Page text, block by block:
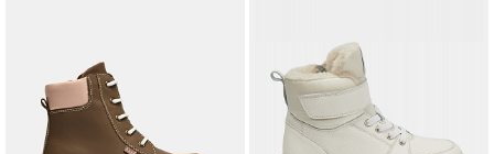
Адреса магазинов